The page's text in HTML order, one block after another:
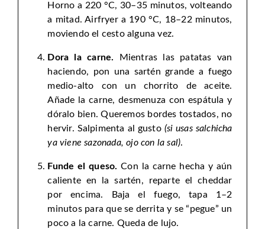
Horno a 220 °C, 30–35 minutos, volteando
a mitad. Airfryer a 190 °C, 18–22 minutos,
moviendo el cesto alguna vez.
Dora la carne. Mientras las patatas van
haciendo, pon una sartén grande a fuego
medio-alto con un chorrito de aceite.
Añade la carne, desmenuza con espátula y
dóralo bien. Queremos bordes tostados, no
hervir. Salpimenta al gusto (si usas salchicha
ya viene sazonada, ojo con la sal).
Funde el queso. Con la carne hecha y aún
caliente en la sartén, reparte el cheddar
por encima. Baja el fuego, tapa 1–2
minutos para que se derrita y se “pegue” un
poco a la carne. Queda de lujo.